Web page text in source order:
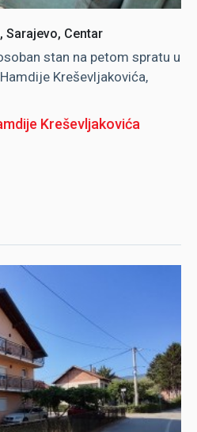
Sarajevo, Centar
stan na petom spratu u
Kreševljakovića,
Kreševljakovića